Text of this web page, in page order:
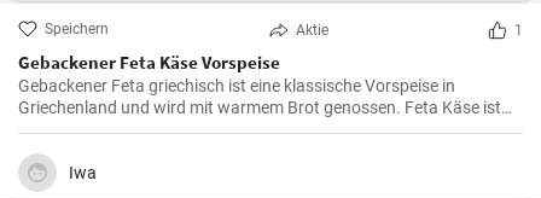
Speichern Aktie 1
Gebackener Feta Käse Vorspeise
Gebackener Feta griechisch ist eine klassische Vorspeise in
Griechenland und wird mit warmem Brot genossen. Feta Käse ist
aus Schafsmilch und schmeckt pikant aber nicht zu salzig .
Gebackener Feta im Ofen ist besonders köstlich. Probieren sie es
aus.
Iwa